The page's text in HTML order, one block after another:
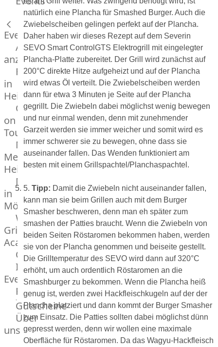
Hardware
Küchenhelfer
Grillgeräte
Beefer®
Gasgrills
Green
Egg
Grill
Nesmuk
Berkel
Dry
Aging
Schrank
Bücher
Poster
Events
Alle
anzeigen
Fleischkompetenz
in
Heinsberg
OTTO
on
Tour
Männer
Metzger
Heinsberg
Markthalle
in
Mönchengladbach
Weber®
Grill
Academy
OTTO@Home
Individuelle
Events
Partner
Kalender
Gästehaus
Villa
Glanzstoff
Gutscheine
Über
uns
natürlich eine Plancha für Smashed Burger. Auch die
Zwiebelscheiben gelingen perfekt auf der Plancha.
Daher haben wir dieses Rezept auf dem Severin
SEVO Smart ControlGTS Elektrogrill mit eingelegter
Plancha-Platte zubereitet. Der Grill wird zunächst auf
200°C direkte Hitze aufgeheizt und auf der Plancha
wird etwas Öl verteilt. Die Zwiebelscheiben werden
dann für etwa 3 Minuten je Seite auf der Plancha
gegrillt. Die Zwiebeln dabei möglichst wenig bewegen
und nur einmal wenden, denn mit zunehmender
Garzeit werden sie immer weicher und somit wird es
immer schwerer sie zu bewegen, ohne dass sie
auseinander fallen. Das Wenden funktioniert am
besten mit einem Grillspachtel/Planchaspachtel.
5. Tipp: Damit die Zwiebeln nicht auseinander fallen,
kann man sie beim Grillen auch mit dem Burger
Smasher beschweren, denn man eh später zum
smashen der Patties braucht. Wenn die Zwiebeln von
beiden Seiten Röstaromen bekommen haben, werden
sie von der Plancha genommen und beiseite gestellt.
Die Grilltemperatur des SEVO wird dann auf 320°C
erhöht, um auch ordentlich Röstaromen an die
Smashburger zu bekommen. Wenn die Plancha heiß
genug ist, werden zwei Hackfleischkugeln auf der der
Plancha platziert und dann kommt der Burger Smasher
zum Einsatz. Die Patties sollten dabei möglichst dünn
gepresst werden, denn wir wollen eine maximale
Oberfläche für Röstaromen. Da das Wagyu-Hackfleisch